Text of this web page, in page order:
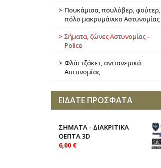
Πουκάμισα, πουλόβερ, φούτερ,
πόλο μακρυμάνικο Αστυνομίας
Σήματα, ζώνες Αστυνομίας -
Police
Φλάι τζάκετ, αντιανεμικά
Αστυνομίας
ΕΙΔΑΤΕ ΠΡΟΣΦΑΤΑ
ΣΗΜΑΤΑ - ΔΙΑΚΡΙΤΙΚΑ
ΟΕΠΤΑ 3D
6,00 €